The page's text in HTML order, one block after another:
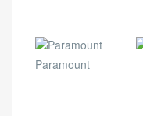
Paramount